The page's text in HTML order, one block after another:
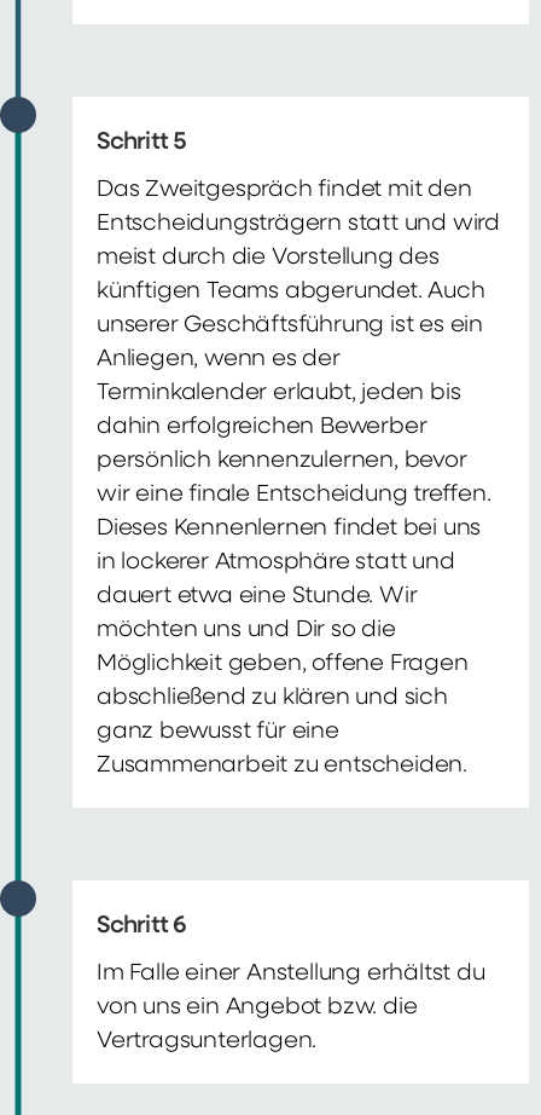
Schritt 5
Das Zweitgespräch findet mit den
Entscheidungsträgern statt und wird
meist durch die Vorstellung des
künftigen Teams abgerundet. Auch
unserer Geschäftsführung ist es ein
Anliegen, wenn es der
Terminkalender erlaubt, jeden bis
dahin erfolgreichen Bewerber
persönlich kennenzulernen, bevor
wir eine finale Entscheidung treffen.
Dieses Kennenlernen findet bei uns
in lockerer Atmosphäre statt und
dauert etwa eine Stunde. Wir
möchten uns und Dir so die
Möglichkeit geben, offene Fragen
abschließend zu klären und sich
ganz bewusst für eine
Zusammenarbeit zu entscheiden.
Schritt 6
Im Falle einer Anstellung erhältst du
von uns ein Angebot bzw. die
Vertragsunterlagen.